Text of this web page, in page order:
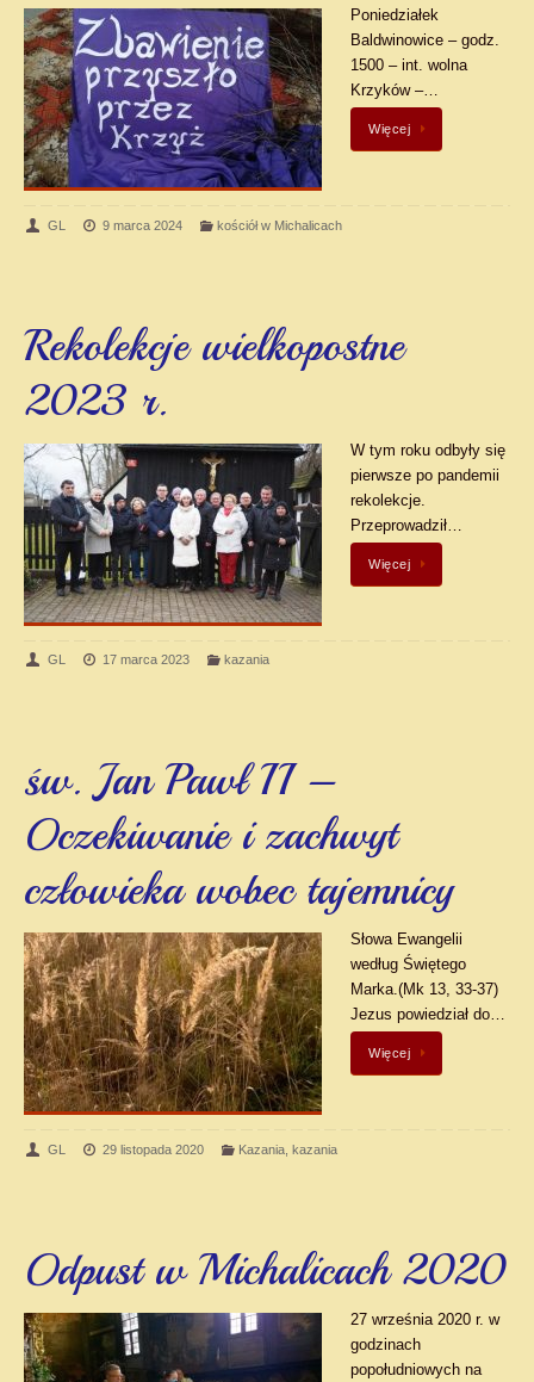
Poniedziałek
Baldwinowice – godz.
1500 – int. wolna
Krzyków –…
Więcej
GL 9 marca 2024 kościół w Michalicach
Rekolekcje wielkopostne
2023 r.
W tym roku odbyły się
pierwsze po pandemii
rekolekcje.
Przeprowadził…
Więcej
GL 17 marca 2023 kazania
św. Jan Pawł II –
Oczekiwanie i zachwyt
człowieka wobec tajemnicy
Słowa Ewangelii
według Świętego
Marka.(Mk 13, 33-37)
Jezus powiedział do…
Więcej
GL 29 listopada 2020 Kazania, kazania
Odpust w Michalicach 2020
27 września 2020 r. w
godzinach
popołudniowych na